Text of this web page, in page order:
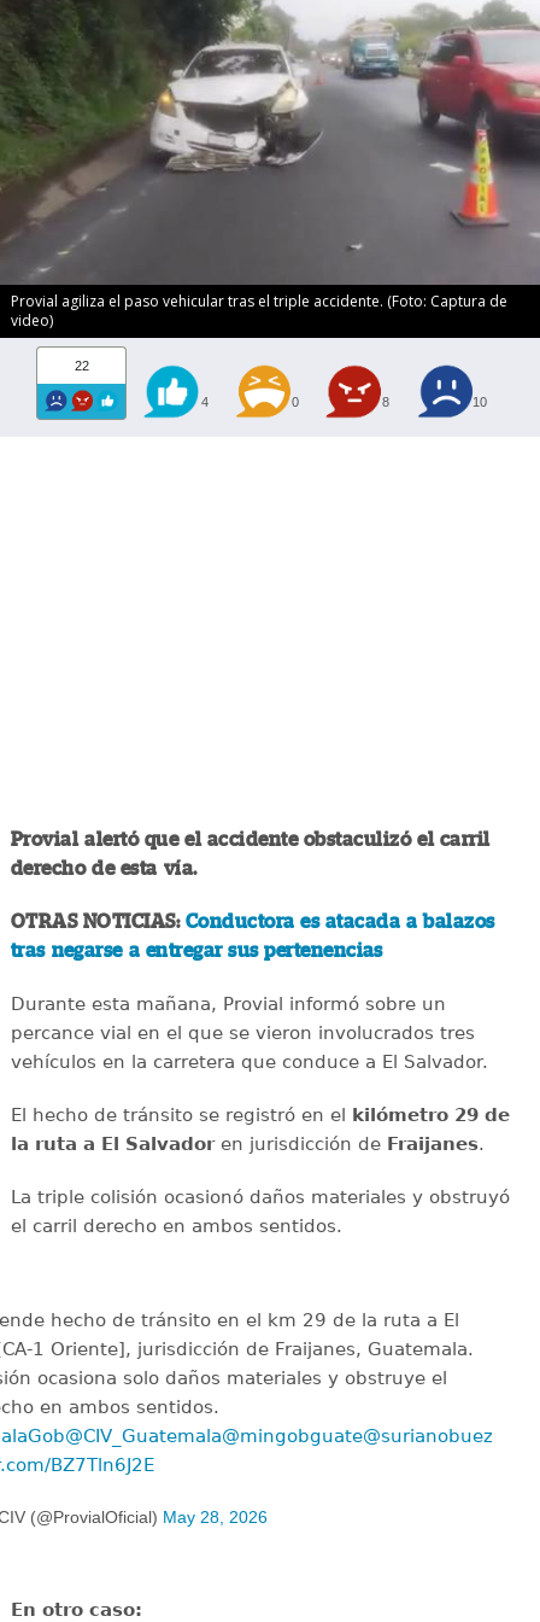
Provial agiliza el paso vehicular tras el triple accidente. (Foto: Captura de
video)
22
4 0 8 10
Provial alertó que el accidente obstaculizó el carril
derecho de esta vía.
OTRAS NOTICIAS: Conductora es atacada a balazos
tras negarse a entregar sus pertenencias
Durante esta mañana, Provial informó sobre un
percance vial en el que se vieron involucrados tres
vehículos en la carretera que conduce a El Salvador.
El hecho de tránsito se registró en el kilómetro 29 de
la ruta a El Salvadoren jurisdicción de Fraijanes.
La triple colisión ocasionó daños materiales y obstruyó
el carril derecho en ambos sentidos.
hecho de tránsito en el km 29 de la ruta a El
1 Oriente], jurisdicción de Fraijanes, Guatemala.
ocasiona solo daños materiales y obstruye el
en ambos sentidos.
@CIV_Guatemala@mingobguate@surianobuezo
BZ7Tln6J2E
(@ProvialOficial) May 28, 2026
En otro caso: